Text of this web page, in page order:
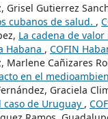
Grisel Gutierrez
cubanos de salud. ,
La cadena de
Habana , COFIN
Marlene Cañizares
en el
Graciela
caso de Uruguay ,